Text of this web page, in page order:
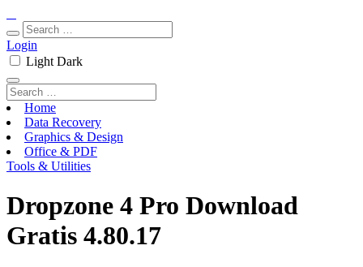
Login
Light Dark
Home
Data Recovery
Graphics & Design
Office & PDF
Tools & Utilities
Dropzone 4 Pro Download
Gratis 4.80.17